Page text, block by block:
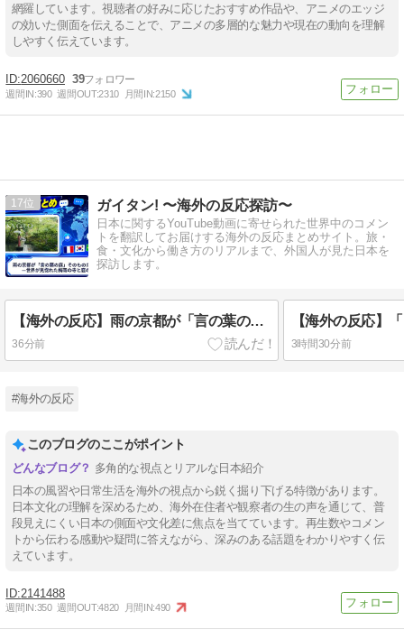
網羅しています。視聴者の好みに応じたおすすめ作品や、アニメのエッジ
の効いた側面を伝えることで、アニメの多層的な魅力や現在の動向を理解
しやすく伝えています。
2060660 39
週間IN:390 週間OUT:2310 月間IN:2150
17 ガイタン! 〜海外の反応探訪〜
日本に関するYouTube動画に寄せられた世界中のコメン
トを翻訳してお届けする海外の反応まとめサイト。旅・
食・文化から働き方のリアルまで、外国人が見た日本を
探訪します。
【海外の反応】雨の京都が「言の葉の庭」そのものだと話題に——世界が見惚れた梅雨の寺と庭の映像美
36分前 3時間30分前
#海外の反応
このブログのここがポイント
多角的な視点とリアルな日本紹介
日本の風習や日常生活を海外の視点から鋭く掘り下げる特徴があります。
日本文化の理解を深めるため、海外在住者や観察者の生の声を通じて、普
段見えにくい日本の側面や文化差に焦点を当てています。再生数やコメン
トから伝わる感動や疑問に答えながら、深みのある話題をわかりやすく伝
えています。
2141488
週間IN:350 週間OUT:4820 月間IN:490